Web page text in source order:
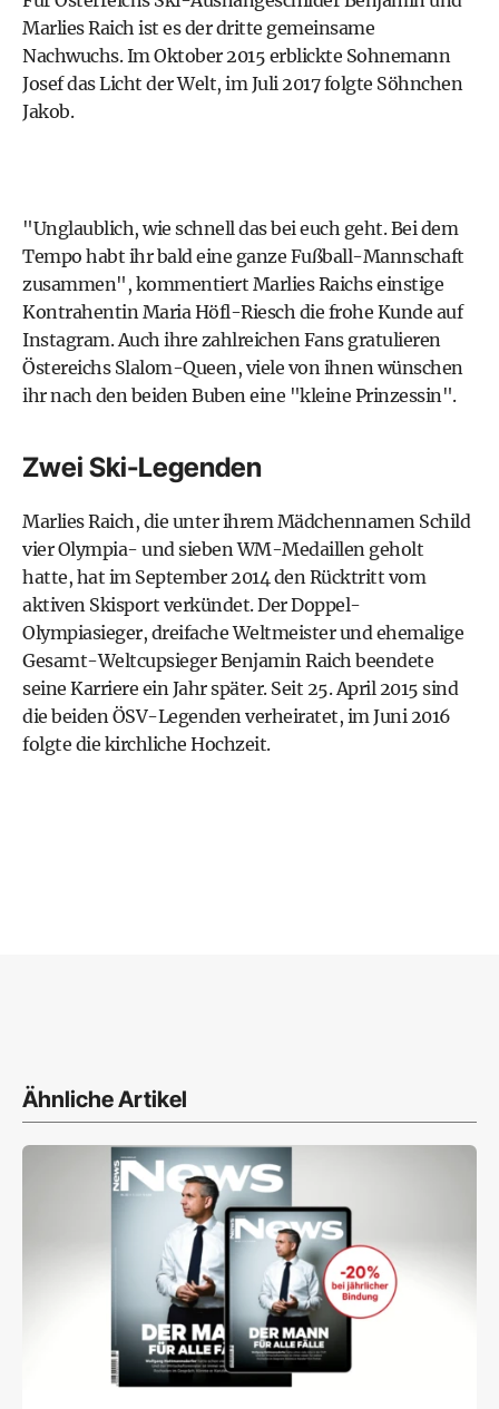
Marlies Raich ist es der dritte gemeinsame
Nachwuchs. Im Oktober 2015 erblickte Sohnemann
Josefdas Licht der Welt, im Juli 2017 folgte Söhnchen
Jakob.
"Unglaublich, wie schnell das bei euch geht. Bei dem
Tempo habt ihr bald eine ganze Fußball-Mannschaft
zusammen", kommentiert Marlies Raichs einstige
Kontrahentin Maria Höfl-Riesch die frohe Kunde auf
Instagram. Auch ihre zahlreichen Fans gratulieren
Östereichs Slalom-Queen, viele von ihnen wünschen
ihr nach den beiden Buben eine "kleine Prinzessin".
Zwei Ski-Legenden
Marlies Raich, die unter ihrem Mädchennamen Schild
vier Olympia- und sieben WM-Medaillen geholt
hatte, hat im September 2014 den Rücktritt vom
aktiven Skisport verkündet. Der Doppel-
Olympiasieger, dreifache Weltmeister und ehemalige
Gesamt-Weltcupsieger Benjamin Raich beendete
seine Karriere ein Jahr später. Seit 25. April 2015 sind
die beiden ÖSV-Legenden verheiratet, im Juni 2016
folgte die kirchliche Hochzeit.
Ähnliche Artikel